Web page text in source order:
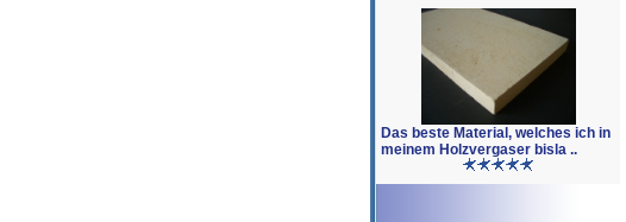
Das beste Material, welches ich in
meinem Holzvergaser bisla ..